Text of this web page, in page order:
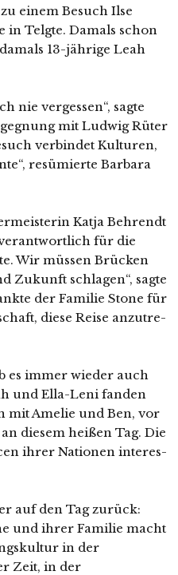
einem Besuch Ilse
Telgte. Damals schon
13-jäh­ri­ge Leah
nie ver­ges­sen“, sag­te
mit Ludwig Rüter
ver­bin­det Kulturen,
resü­mier­te Barbara
Katja Behrendt
für die
Wir müs­sen Brücken
Zukunft schla­gen“, sag­te
der Familie Stone für
die­se Reise anzu­tre­
es immer wie­der auch
und Ella-Leni fan­den
mit Amelie und Ben, vor
die­sem hei­ßen Tag. Die
ihrer Nationen inter­es­
auf den Tag zurück:
und ihrer Familie macht
in der
Zeit, in der